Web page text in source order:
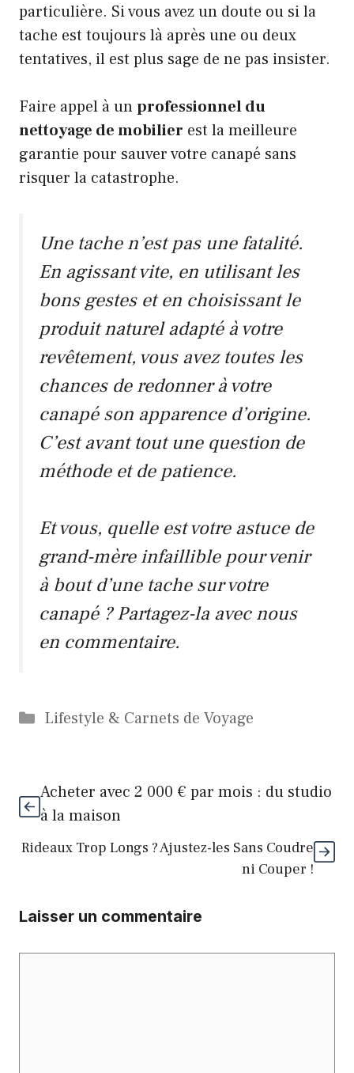
particulière. Si vous avez un doute ou si la
tache est toujours là après une ou deux
tentatives, il est plus sage de ne pas insister.
Faire appel à unprofessionnel du
nettoyage de mobilier est la meilleure
garantie pour sauver votre canapé sans
risquer la catastrophe.
Une tache n’est pas une fatalité.
En agissant vite, en utilisant les
bons gestes et en choisissant le
produit naturel adapté à votre
revêtement, vous avez toutes les
chances de redonner à votre
canapé son apparence d’origine.
C’est avant tout une question de
méthode et de patience.
Et vous, quelle est votre astuce de
grand-mère infaillible pour venir
à bout d’une tache sur votre
canapé ? Partagez-la avec nous
en commentaire.
Catégories
Lifestyle & Carnets de Voyage
Acheter avec 2 000 € par mois : du studio
à la maison
Rideaux Trop Longs ? Ajustez-les Sans Coudre
ni Couper !
Laisser un commentaire